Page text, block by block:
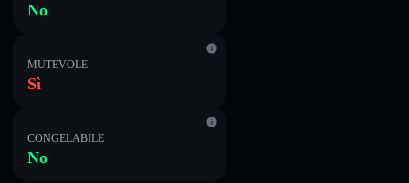
No
MUTEVOLE
Sì
CONGELABILE
No